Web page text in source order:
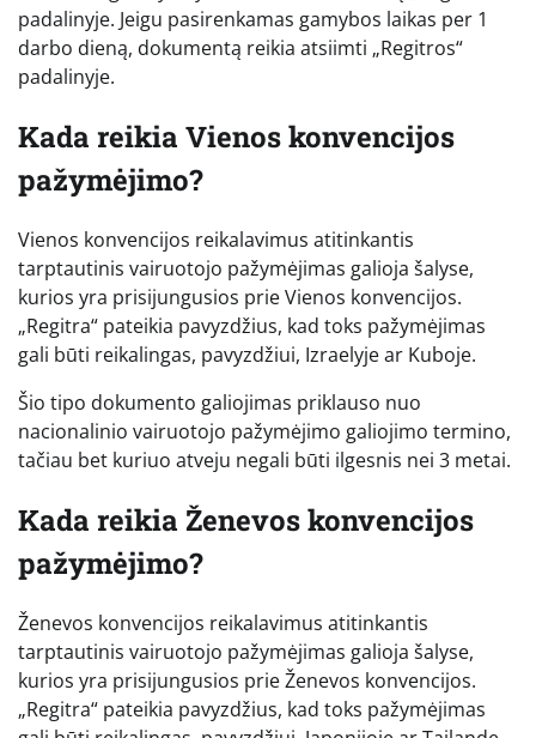
padalinyje. Jeigu pasirenkamas gamybos laikas per 1
darbo dieną, dokumentą reikia atsiimti „Regitros“
padalinyje.
Kada reikia Vienos konvencijos
pažymėjimo?
Vienos konvencijos reikalavimus atitinkantis
tarptautinis vairuotojo pažymėjimas galioja šalyse,
kurios yra prisijungusios prie Vienos konvencijos.
„Regitra“ pateikia pavyzdžius, kad toks pažymėjimas
gali būti reikalingas, pavyzdžiui, Izraelyje ar Kuboje.
Šio tipo dokumento galiojimas priklauso nuo
nacionalinio vairuotojo pažymėjimo galiojimo termino,
tačiau bet kuriuo atveju negali būti ilgesnis nei 3 metai.
Kada reikia Ženevos konvencijos
pažymėjimo?
Ženevos konvencijos reikalavimus atitinkantis
tarptautinis vairuotojo pažymėjimas galioja šalyse,
kurios yra prisijungusios prie Ženevos konvencijos.
„Regitra“ pateikia pavyzdžius, kad toks pažymėjimas